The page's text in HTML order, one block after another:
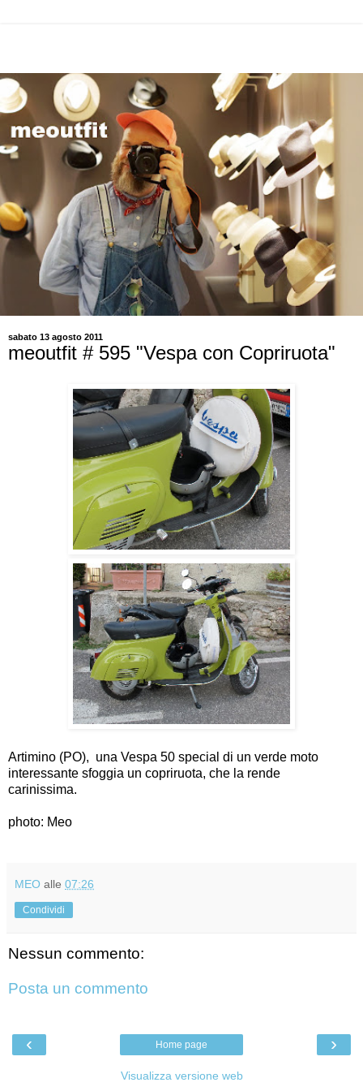
sabato 13 agosto 2011
meoutfit # 595 "Vespa con Copriruota"
Artimino (PO), una Vespa 50 special di un verde moto
interessante sfoggia un copriruota, che la rende
carinissima.
photo: Meo
MEO alle 07:26
Condividi
Nessun commento:
Posta un commento
‹ ›
Home page
Visualizza versione web